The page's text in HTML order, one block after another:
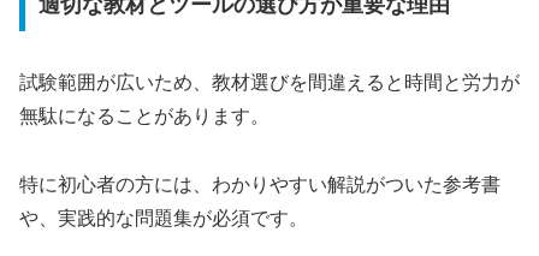
試験範囲が広いため、教材選びを間違えると時間と労力が
無駄になることがあります。
特に初心者の方には、わかりやすい解説がついた参考書
や、実践的な問題集が必須です。